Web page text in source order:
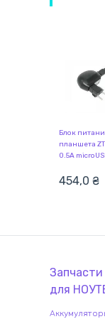
Блок
планшета
0.5A
454,0 ₴
Запчасти
для